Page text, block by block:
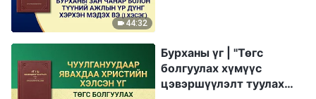
44:32
Бурханы үг | "Төгс
болгуулах хүмүүс
цэвэршүүлэлт туулах